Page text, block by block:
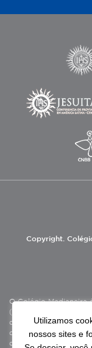
Copyright.
O Colégio Medianeira
(ASAV), instituição
de natureza
como Entidade
de educação e
Utilizamos
nossos sites e